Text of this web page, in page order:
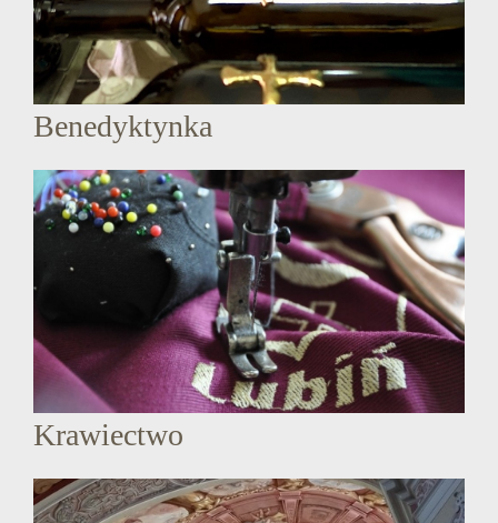
Benedyktynka
Krawiectwo